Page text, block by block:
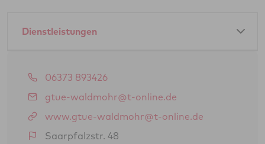
Dienstleistungen
Amtliche Dienstleistungen als GTÜ-Partner:
Hauptuntersuchung Pkw
Änderungsabnahme gem. § 19 (3) StVZO
BOKraft-Prüfung (Personenbeförderung)
06373 893426
gtue-waldmohr@t-online.de
www.gtue-waldmohr@t-online.de
Saarpfalzstr. 48